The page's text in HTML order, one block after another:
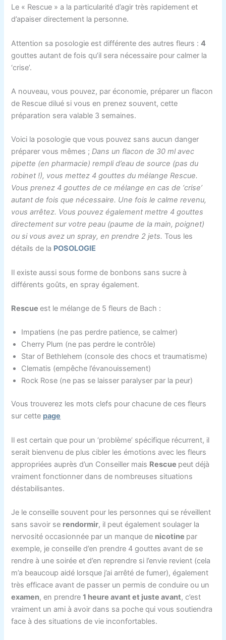
Le « Rescue » a la particularité d’agir très rapidement et
d’apaiser directement la personne.
Attention sa posologie est différente des autres fleurs :4
gouttes autant de fois qu’il sera nécessaire pour calmer la
‘crise’.
A nouveau, vous pouvez, par économie, préparer un flacon
de Rescue dilué si vous en prenez souvent, cette
préparation sera valable 3 semaines.
Voici la posologie que vous pouvez sans aucun danger
préparer vous mêmes ;Dans un flacon de 30 ml avec
pipette (en pharmacie) rempli d’eau de source (pas du
robinet !), vous mettez 4 gouttes du mélange Rescue.
Vous prenez 4 gouttes de ce mélange en cas de ‘crise’
autant de fois que nécessaire. Une fois le calme revenu,
vous arrêtez. Vous pouvez également mettre 4 gouttes
directement sur votre peau (paume de la main, poignet)
ou si vous avez un spray, en prendre 2 jets. Tous les
détails de la POSOLOGIE
Il existe aussi sous forme de bonbons sans sucre à
différents goûts, en spray également.
Rescueest le mélange de 5 fleurs de Bach :
Impatiens (ne pas perdre patience, se calmer)
Cherry Plum (ne pas perdre le contrôle)
Star of Bethlehem (console des chocs et traumatisme)
Clematis (empêche l’évanouissement)
Rock Rose (ne pas se laisser paralyser par la peur)
Vous trouverez les mots clefs pour chacune de ces fleurs
sur cette page
Il est certain que pour un ‘problème’ spécifique récurrent, il
serait bienvenu de plus cibler les émotions avec les fleurs
appropriées auprès d’un Conseiller mais Rescue peut déjà
vraiment fonctionner dans de nombreuses situations
déstabilisantes.
Je le conseille souvent pour les personnes qui se réveillent
sans savoir se rendormir, il peut également soulager la
nervosité occasionnée par un manque de nicotine par
exemple, je conseille d’en prendre 4 gouttes avant de se
rendre à une soirée et d’en reprendre si l’envie revient (cela
m’a beaucoup aidé lorsque j’ai arrêté de fumer), également
très efficace avant de passer un permis de conduire ou un
examen, en prendre1 heure avant et juste avant, c’est
vraiment un ami à avoir dans sa poche qui vous soutiendra
face à des situations de vie inconfortables.